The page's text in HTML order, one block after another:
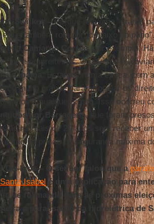
Switkes –Porque rola uma “grana”
e também rola por “debaixo do
Camargo Corrêa, por exemplo.
e empreiteiras. O governo é,
oIbama
. Estamos numa época, com
muito grande para atropelar os
projetos a qualquer custo. Isso ocorreu
por Barragens, que foram
há mais de 20 anos sem receber
estão na prisão de segurança máxima
On-Line – O senhor falou que a
Isabel é uma explicação para
se formando para as próximas
a paralisação da hidrelétrica de